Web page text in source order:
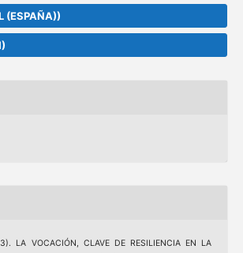
(ESPAÑA))
LA VOCACIÓN, CLAVE DE RESILIENCIA EN LA